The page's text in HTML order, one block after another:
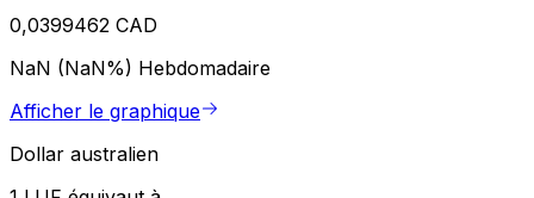
0,0399462 CAD
NaN (NaN%) Hebdomadaire
Afficher le graphique
Dollar australien